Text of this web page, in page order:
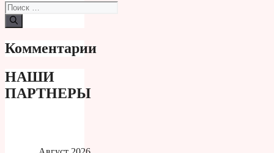
Поиск:
Комментарии
НАШИ
ПАРТНЕРЫ